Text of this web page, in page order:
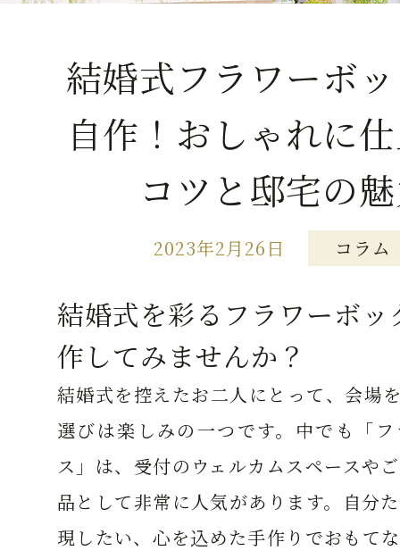
結婚式フラワーボ
自作！おしゃれに
コツと邸宅の
2023年2月26日 コラム
結婚式を彩るフラワーボッ
作してみませんか？
結婚式を控えたお二人にとって、会場
選びは楽しみの一つです。中でも「
ス」は、受付のウェルカムスペースや
品として非常に人気があります。自分
現したい、心を込めた手作りでおもて